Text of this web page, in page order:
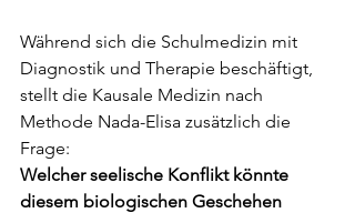
Während sich die Schulmedizin mit
Diagnostik und Therapie beschäftigt,
stellt die Kausale Medizin nach
Methode Nada-Elisa zusätzlich die
Frage:
Welcher seelische Konflikt könnte
diesem biologischen Geschehen